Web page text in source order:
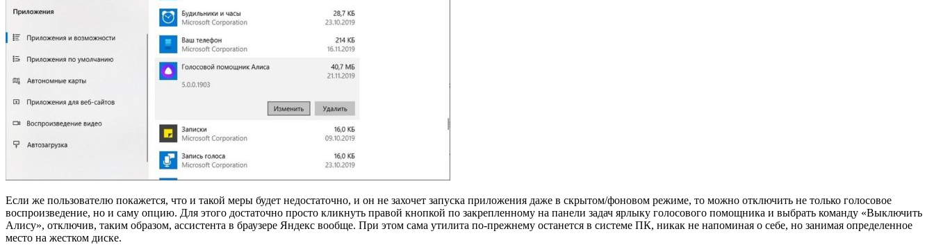
Если же пользователю покажется, что и такой меры будет недостаточно, и он не захочет запуска приложения даже в скрытом/фоновом режиме, то можно отключить не только голосовое
воспроизведение, но и саму опцию. Для этого достаточно просто кликнуть правой кнопкой по закрепленному на панели задач ярлыку голосового помощника и выбрать команду «Выключить
Алису», отключив, таким образом, ассистента в браузере Яндекс вообще. При этом сама утилита по-прежнему останется в системе ПК, никак не напоминая о себе, но занимая определенное
место на жестком диске.